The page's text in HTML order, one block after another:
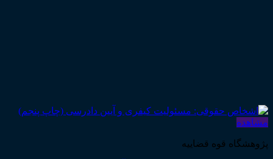
مشاهده
پژوهشگاه قوه قضاییه